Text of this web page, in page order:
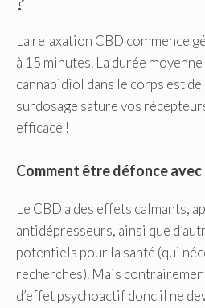
La relaxation CBD commence
à 15 minutes. La durée
cannabidiol dans le corps est de
surdosage sature vos
efficace !
Comment être défonce avec
Le CBD a des effets calmants,
antidépresseurs, ainsi que
potentiels pour la santé (qui
recherches). Mais contrairement
d’effet psychoactif donc il ne